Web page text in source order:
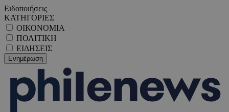
Ειδοποιήσεις
ΚΑΤΗΓΟΡΙΕΣ
ΟΙΚΟΝΟΜΙΑ
ΠΟΛΙΤΙΚΗ
ΕΙΔΗΣΕΙΣ